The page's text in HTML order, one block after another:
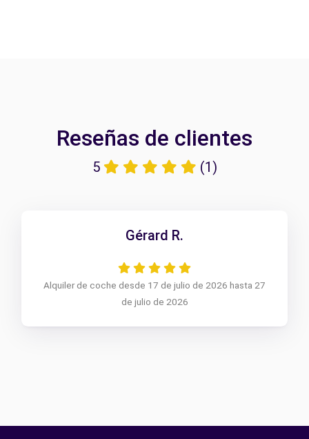
Reseñas de clientes
5 (1)
Gérard R.
Alquiler de coche desde 17 de julio de 2026 hasta 27
de julio de 2026